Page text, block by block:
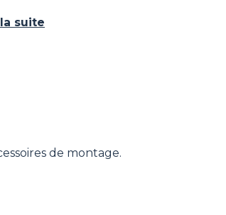
suite
de montage.